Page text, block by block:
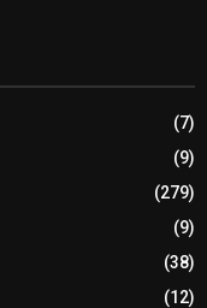
(7)
(9)
(279)
(9)
(38)
(12)